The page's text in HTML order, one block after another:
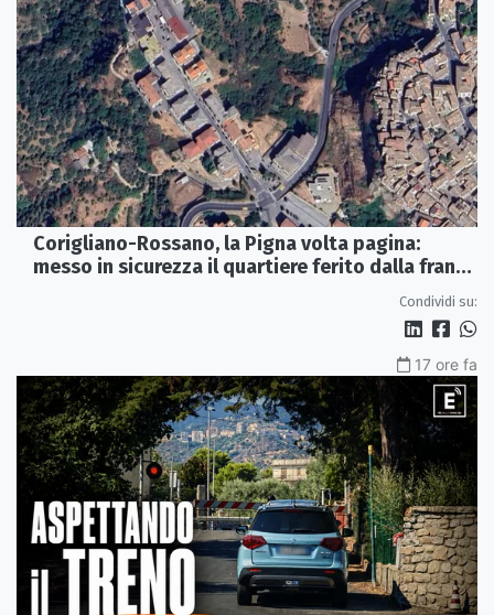
Corigliano-Rossano, la Pigna volta pagina:
messo in sicurezza il quartiere ferito dalla frana
Condividi su:
17 ore fa